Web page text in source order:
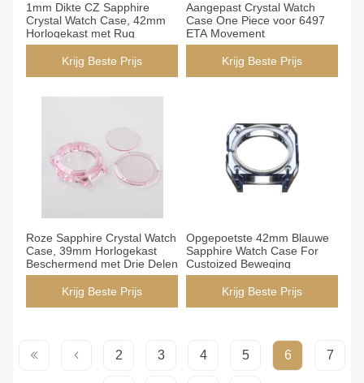
1mm Dikte CZ Sapphire
Crystal Watch Case, 42mm
Horlogekast met Rug
Krijg Beste Prijs
Aangepast Crystal Watch
Case One Piece voor 6497
ETA Movement
Krijg Beste Prijs
Roze Sapphire Crystal Watch
Case, 39mm Horlogekast
Beschermend met Drie Delen
Krijg Beste Prijs
Opgepoetste 42mm Blauwe
Sapphire Watch Case For
Custoized Beweging
Krijg Beste Prijs
2 3 4 5 6 7